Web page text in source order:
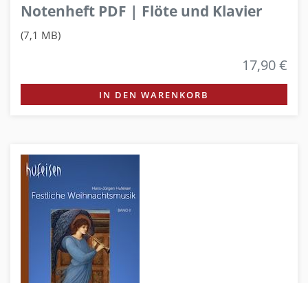
Notenheft PDF | Flöte und Klavier
(7,1 MB)
17,90 €
IN DEN WARENKORB